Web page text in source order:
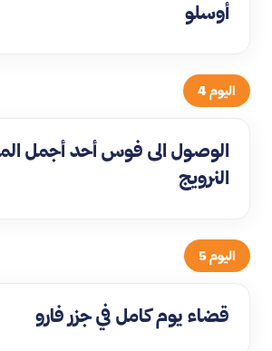
أوسلو
اليوم 4
الوصول الى فوس أحد أجمل
النرويج
اليوم 5
قضاء يوم كامل في جزر فارو